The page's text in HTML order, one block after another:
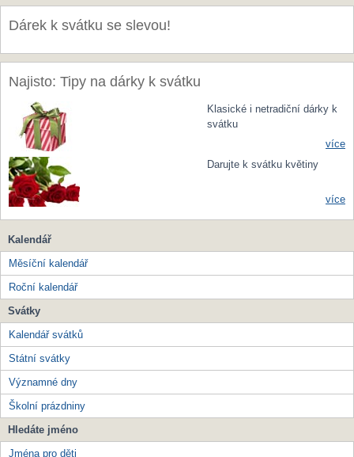
Dárek k svátku se slevou!
Najisto: Tipy na dárky k svátku
Klasické i netradiční dárky k
svátku
více
Darujte k svátku květiny
více
Kalendář
Měsíční kalendář
Roční kalendář
Svátky
Kalendář svátků
Státní svátky
Významné dny
Školní prázdniny
Hledáte jméno
Jména pro děti